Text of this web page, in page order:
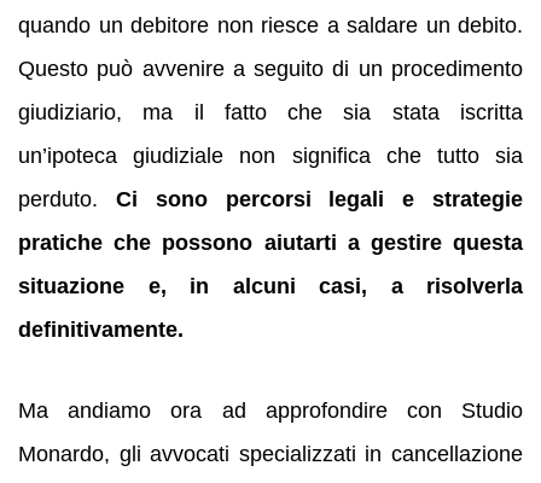
quando un debitore non riesce a saldare un debito.
Questo può avvenire a seguito di un procedimento
giudiziario, ma il fatto che sia stata iscritta
un’ipoteca giudiziale non significa che tutto sia
perduto. Ci sono percorsi legali e strategie
pratiche che possono aiutarti a gestire questa
situazione e, in alcuni casi, a risolverla
definitivamente.
Ma andiamo ora ad approfondire con Studio
Monardo, gli avvocati specializzati in cancellazione